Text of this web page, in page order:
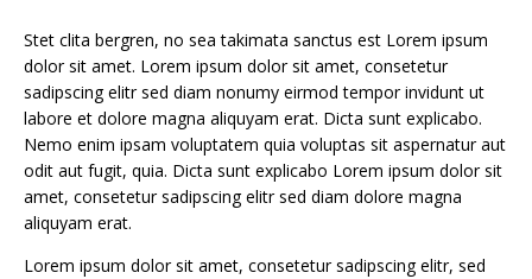
Stet clita bergren, no sea takimata sanctus est Lorem ipsum
dolor sit amet. Lorem ipsum dolor sit amet, consetetur
sadipscing elitr sed diam nonumy eirmod tempor invidunt ut
labore et dolore magna aliquyam erat. Dicta sunt explicabo.
Nemo enim ipsam voluptatem quia voluptas sit aspernatur aut
odit aut fugit, quia. Dicta sunt explicabo Lorem ipsum dolor sit
amet, consetetur sadipscing elitr sed diam dolore magna
aliquyam erat.
Lorem ipsum dolor sit amet, consetetur sadipscing elitr, sed